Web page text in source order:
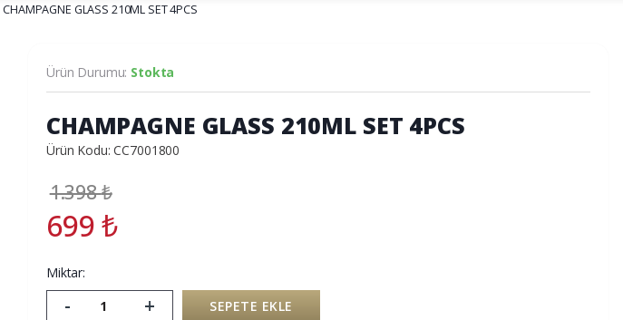
CHAMPAGNE GLASS 210ML SET 4PCS
Ürün Durumu: Stokta
CHAMPAGNE GLASS 210ML SET 4PCS
Ürün Kodu: CC7001800
1.398₺
699₺
Miktar:
- + SEPETE EKLE